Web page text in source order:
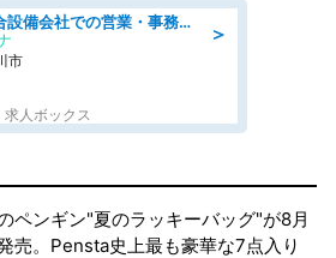
＞
09月開始/総合設備会社での営業・事務のお仕事/車通勤可/賞与あり/営業/営業事務
市
求人ボックス
ペンギン"夏のラッキーバッグ"が8月
売。Pensta史上最も豪華な7点入り